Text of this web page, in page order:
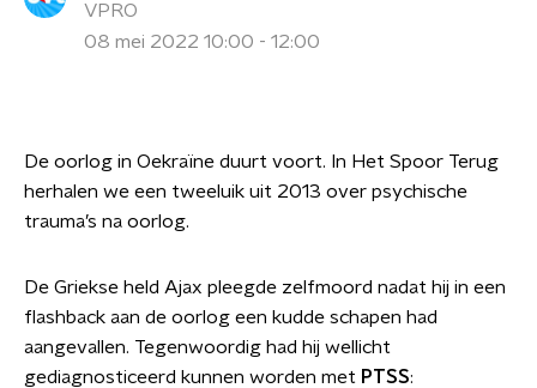
VPRO
08 mei 2022 10:00 - 12:00
De oorlog in Oekraïne duurt voort. In Het Spoor Terug
herhalen we een tweeluik uit 2013 over psychische
trauma’s na oorlog.
De Griekse held Ajax pleegde zelfmoord nadat hij in een
flashback aan de oorlog een kudde schapen had
aangevallen. Tegenwoordig had hij wellicht
gediagnosticeerd kunnen worden met PTSS: